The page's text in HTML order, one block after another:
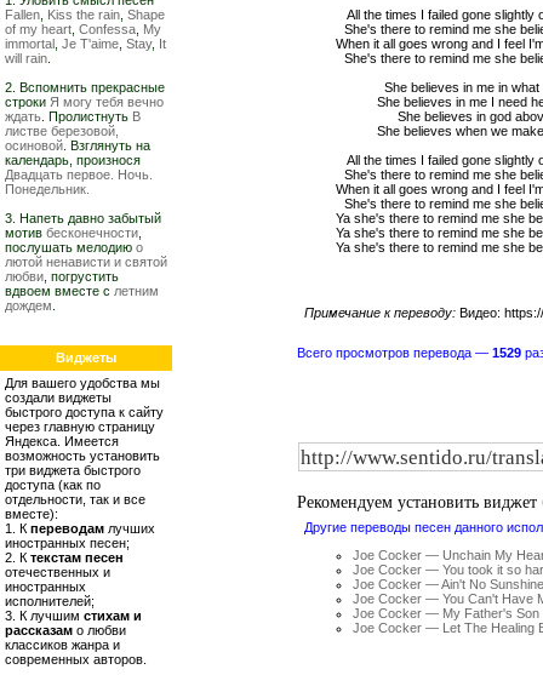
Fallen Kiss the rain Shape
of my heart Confessa My
immortal Je T'aime Stay, It
will rain
2. Вспомнить прекрасные
строки Я могу тебя вечно
ждать . Пролистнуть В
листве березовой,
осиновой . Взглянуть на
календарь, произнося
Двадцать первое. Ночь.
Понедельник.
3. Напеть давно забытый
мотив бесконечности
послушать мелодию о
лютой ненависти и святой
любви , погрустить
вдвоем вместе с летним
дождем
Виджеты
Для вашего удобства мы
создали виджеты
быстрого доступа к сайту
через главную страницу
Яндекса. Имеется
возможность установить
три виджета быстрого
доступа (как по
отдельности, так и все
вместе):
1. К переводам лучших
иностранных песен;
2. К текстам песен
отечественных и
иностранных
исполнителей;
3. К лучшим стихам и
рассказам о любви
классиков жанра и
современных авторов.
All the times I failed gone slightly
She's there to remind me she
When it all goes wrong and I feel
She's there to remind me she
She believes in me in what
She believes in me I need
She believes in god
She believes when we
All the times I failed gone slightly
She's there to remind me she
When it all goes wrong and I feel
She's there to remind me she
Ya she's there to remind me she
Ya she's there to remind me she
Ya she's there to remind me she
Примечание к переводу: Видео:
Всего просмотров перевода —1529
Рекомендуем установить виджет
Другие переводы песен данного
Joe Cocker — Unchain My
Joe Cocker — You took it so
Joe Cocker — Ain't No Sunshine
Joe Cocker — You Can't Have
Joe Cocker — My Father's Son
Joe Cocker — Let The Healing